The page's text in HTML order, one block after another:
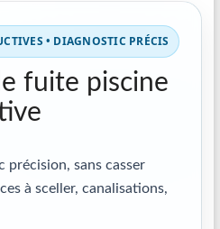
• DIAGNOSTIC PRÉCIS
fuite piscine
précision, sans casser
à sceller, canalisations,